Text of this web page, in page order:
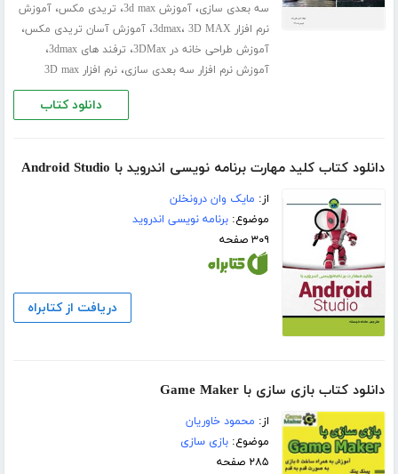
سه بعدی سازی،آموزش 3d max ، تریدی مکس،آموزش
نرم افزار 3dmax
، 3D MAX ،آموزش آسان تریدی مکس،
آموزش طراحی خانه در 3DMax ، ترفند های 3dmax ،
آموزش نرم افزار سه بعدی سازی،نرم افزار 3D max
دانلود کتاب
دانلود کتاب کلید مهارت برنامه نویسی اندروید با Android Studio
از: مایک وان درونخلن
موضوع:برنامه نویسی اندروید
۳۰۹ صفحه
دریافت از کتابراه
دانلود کتاب بازی سازی با Game Maker
از: محمود خاوریان
موضوع:بازی سازی
۲۸۵ صفحه